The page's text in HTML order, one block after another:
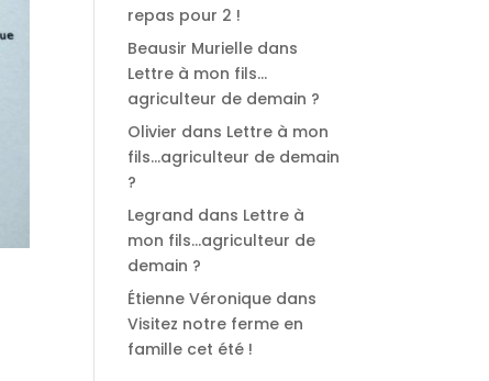
repas pour 2 !
Beausir Murielle dans
Lettre à mon fils…
agriculteur de demain ?
Olivier dans Lettre à mon
fils…agriculteur de demain
?
Legrand dans Lettre à
mon fils…agriculteur de
demain ?
Étienne Véronique dans
Visitez notre ferme en
famille cet été !